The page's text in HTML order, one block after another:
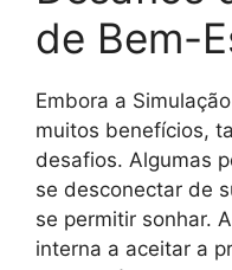
de Bem-
Embora a
muitos benefícios,
desafios. Algumas
se desconectar de
se permitir sonhar.
interna a aceitar a